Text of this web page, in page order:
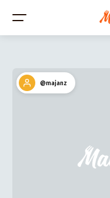
@majanz